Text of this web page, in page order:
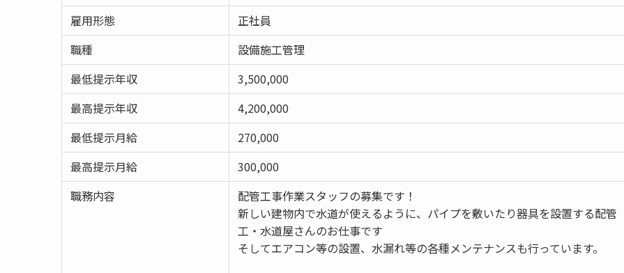
雇用形態
正社員
職種
設備施工管理
最低提示年収
3,500,000
最高提示年収
4,200,000
最低提示月給
270,000
最高提示月給
300,000
職務内容
配管工事作業スタッフの募集です！
新しい建物内で水道が使えるように、パイプを敷いたり器具を設置する配管
工・水道屋さんのお仕事です
そしてエアコン等の設置、水漏れ等の各種メンテナンスも行っています。